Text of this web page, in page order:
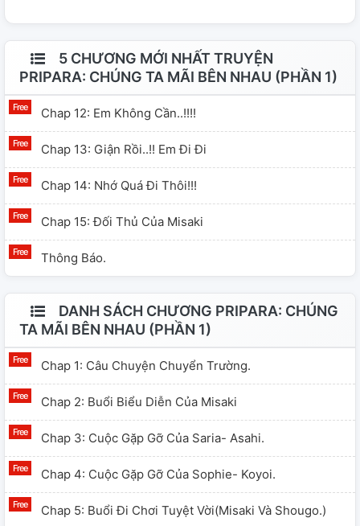
5 CHƯƠNG MỚI NHẤT TRUYỆN
PRIPARA: CHÚNG TA MÃI BÊN NHAU (PHẦN 1)
Chap 12: Em Không Cần..!!!!
Chap 13: Giận Rồi..!! Em Đi Đi
Chap 14: Nhớ Quá Đi Thôi!!!
Chap 15: Đối Thủ Của Misaki
Thông Báo.
DANH SÁCH CHƯƠNG PRIPARA: CHÚNG
TA MÃI BÊN NHAU (PHẦN 1)
Chap 1: Câu Chuyện Chuyển Trường.
Chap 2: Buổi Biểu Diễn Của Misaki
Chap 3: Cuộc Gặp Gỡ Của Saria- Asahi.
Chap 4: Cuộc Gặp Gỡ Của Sophie- Koyoi.
Chap 5: Buổi Đi Chơi Tuyệt Vời(Misaki Và Shougo.)